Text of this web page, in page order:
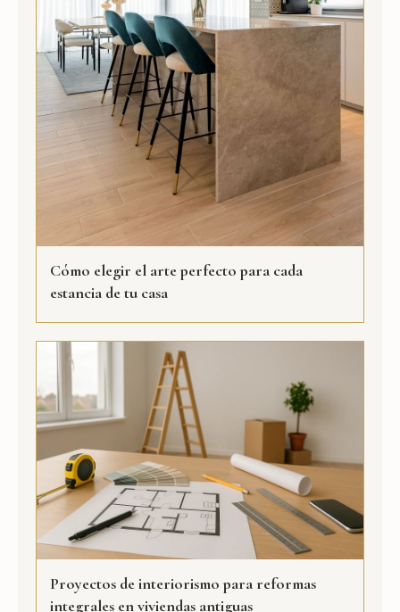
Cómo elegir el arte perfecto para cada
estancia de tu casa
Proyectos de interiorismo para reformas
integrales en viviendas antiguas